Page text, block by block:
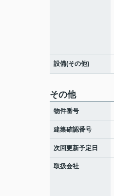
設備(その他)
その他
物件番号
建築確認番号
次回更新予定日
取扱会社